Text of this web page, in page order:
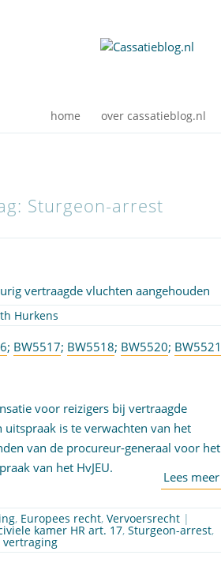
home over cassatieblog.nl
Sturgeon-arrest
vertraagde vluchten aangehouden
Hurkens
; BW5517; BW5518; BW5520; BW5521
voor reizigers bij vertraagde
is te verwachten van het
van de procureur-generaal voor het
van het HvJEU.
, Europees recht,Vervoersrecht
kamer HR art. 17,Sturgeon-arrest,
vertraging